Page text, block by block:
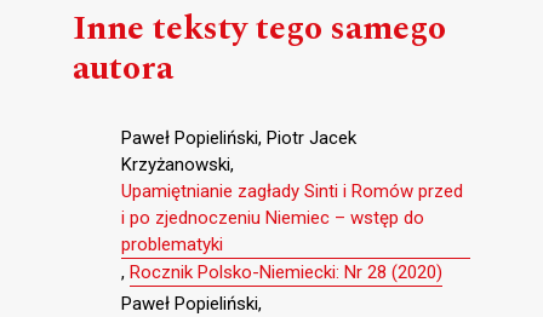
Inne teksty tego samego
autora
Paweł Popieliński, Piotr Jacek
Krzyżanowski,
Upamiętnianie zagłady Sinti i Romów przed
i po zjednoczeniu Niemiec – wstęp do
problematyki
, Rocznik Polsko-Niemiecki: Nr 28 (2020)
Paweł Popieliński,